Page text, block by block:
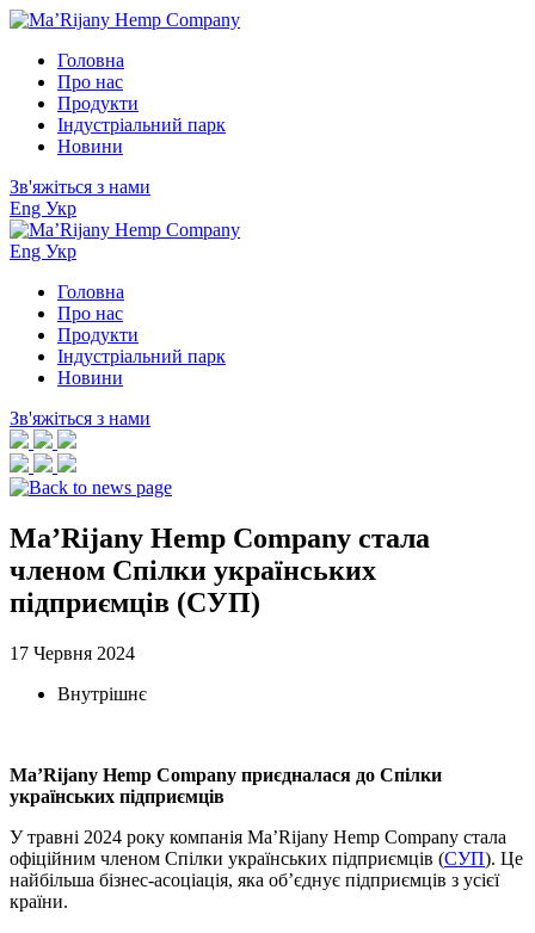
Перейти
контентуГоловна
Про нас
Продукти
Індустріальний парк
Новини
Зв'яжіться з нами
Eng Укр
Eng Укр
Головна
Про нас
Продукти
Індустріальний парк
Новини
Зв'яжіться з нами
Ma’Rijany Hemp Company стала
членом Спілки українських
підприємців (СУП)
17 Червня 2024
Внутрішнє
Ma’Rijany Hemp Company приєдналася до Спілки
українських підприємців
У травні 2024 року компанія Ma’Rijany Hemp Company стала
офіційним членом Спілки українських підприємців (СУП). Це
найбільша бізнес-асоціація, яка об’єднує підприємців з усієї
країни.